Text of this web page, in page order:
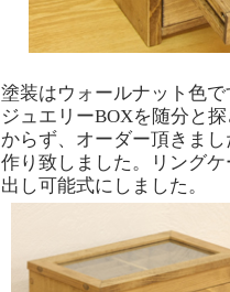
塗装はウォールナット色で
ジュエリーBOXを随分と
からず、オーダー頂きま
作り致しました。リング
出し可能式にしました。